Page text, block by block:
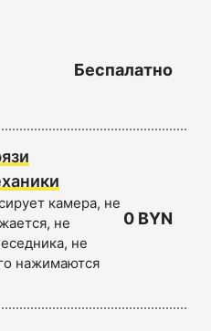
Беспалатно
камера, не
не
не
нажимаются
0 BYN